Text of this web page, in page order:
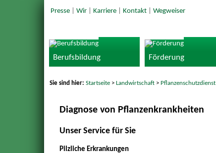
Presse| Wir| Karriere| Kontakt| Wegweiser
Berufsbildung Förderung
Sie sind hier:Startseite >Landwirtschaft > Pflanzenschutzdienst
Diagnose von Pflanzenkrankheiten
Unser Service für Sie
Pilzliche Erkrankungen